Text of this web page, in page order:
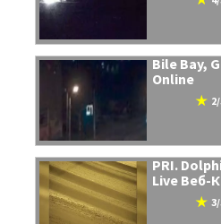
Bile Bay,
Online
PRI.
Live Веб-